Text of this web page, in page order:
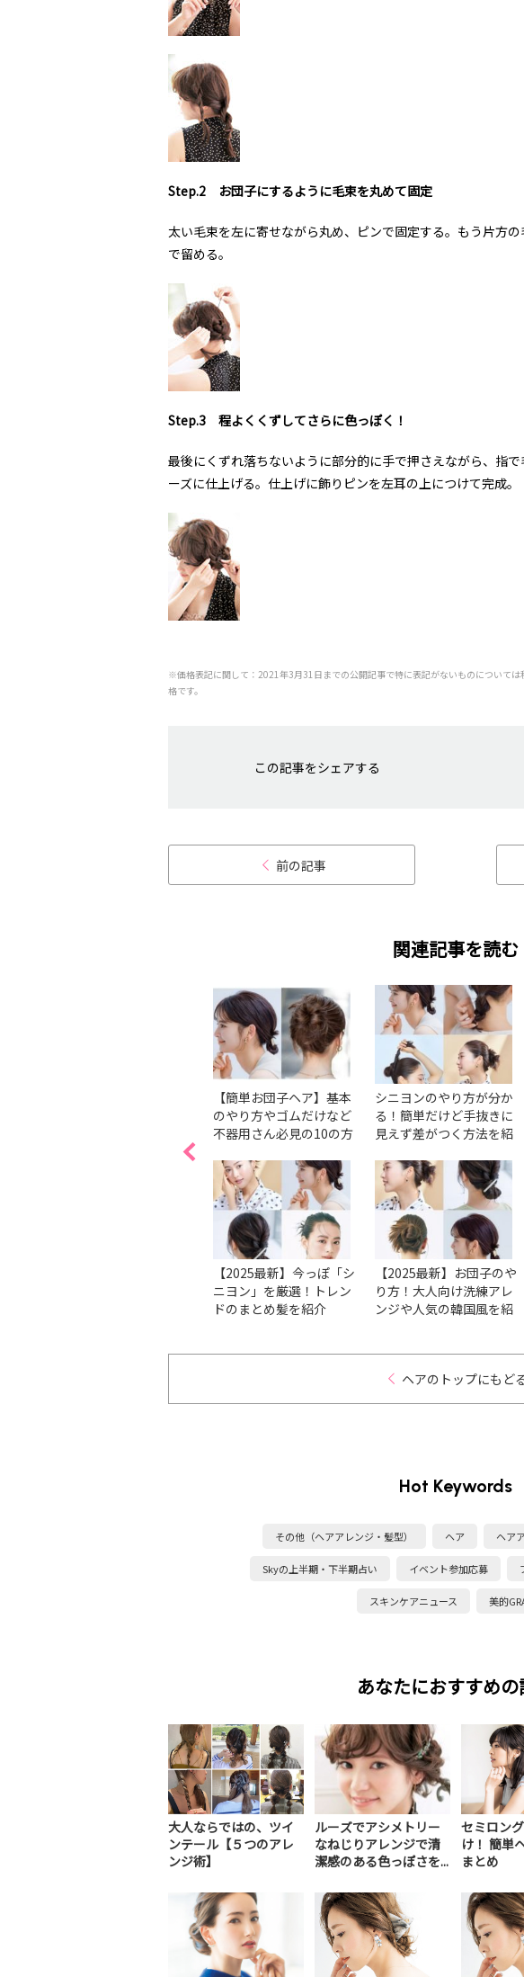
Step.2 お団子にするように毛束を丸めて固定
太い毛束を左に寄せながら丸め、ピンで固定する。もう片方
で留める。
Step.3 程よくくずしてさらに色っぽく！
最後にくずれ落ちないように部分的に手で押さえながら、指
ーズに仕上げる。仕上げに飾りピンを左耳の上につけて完成。
※価格表記に関して：2021年3月31日までの公開記事で特に表記がないものについて
格です。
この記事をシェアする
前の記事
関連記事を読む
【簡単お団子ヘア】基本
のやり方やゴムだけなど
不器用さん必見の10の方
【2025最新】今っぽ「シ
ニヨン」を厳選！トレン
ドのまとめ髪を紹介
シニヨンのやり方が分か
る！簡単だけど手抜きに
見えず差がつく方法を紹
【2025最新】お団子のや
り方！大人向け洗練アレ
ンジや人気の韓国風を紹
ヘアのトップにもど
Hot Keywords
その他（ヘアアレンジ・髪型） ヘア ヘア
Skyの上半期・下半期占い イベント参加応募
スキンケアニュース 美的
あなたにおすすめ
大人ならではの、ツイ
ンテール【５つのアレ
ンジ術】
ルーズでアシメトリー
なねじりアレンジで清
潔感のある色っぽさを...
セミロン
け！ 簡単
まとめ